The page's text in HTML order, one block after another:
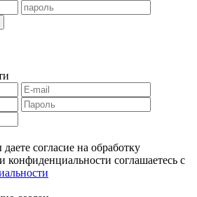
согласие на обработку
соглашаетесь с